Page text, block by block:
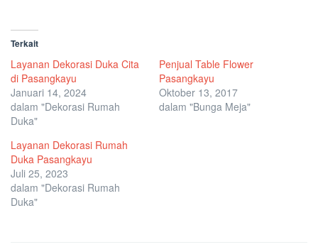
Terkait
Layanan Dekorasi Duka Cita
di Pasangkayu
Januari 14, 2024
dalam "Dekorasi Rumah
Duka"
Penjual Table Flower
Pasangkayu
Oktober 13, 2017
dalam "Bunga Meja"
Layanan Dekorasi Rumah
Duka Pasangkayu
Juli 25, 2023
dalam "Dekorasi Rumah
Duka"